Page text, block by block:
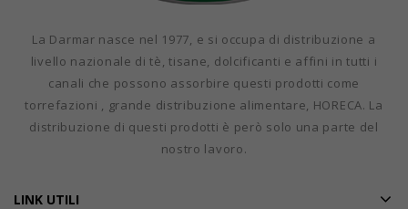
La Darmar nasce nel 1977, e si occupa di distribuzione a
livello nazionale di tè, tisane, dolcificanti e affini in tutti i
canali che possono assorbire questi prodotti come
torrefazioni , grande distribuzione alimentare, HORECA. La
distribuzione di questi prodotti è però solo una parte del
nostro lavoro.
LINK UTILI